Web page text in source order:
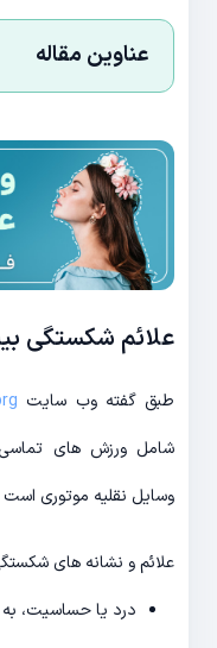
عناوین مقاله
علائم شکستگی
طبق گفته وب سایت
شامل ورزش های
وسایل نقلیه موتوری
علائم و نشانه های
درد یا حساسیت،